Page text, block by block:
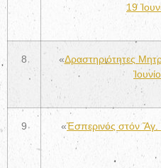
19
8 «Δραστηριότητες
9 «Ἑσπερινός στόν Ἅγ.